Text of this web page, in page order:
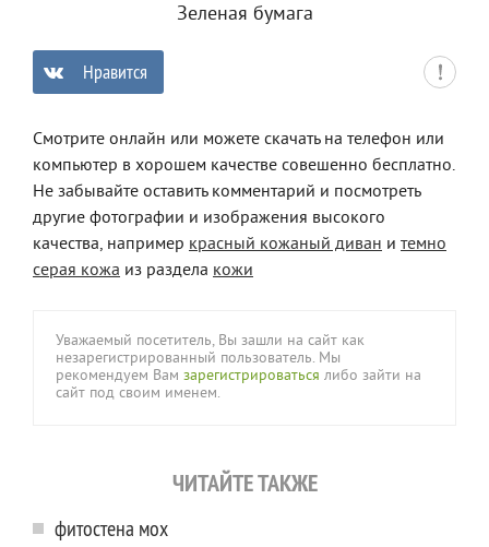
Зеленая бумага
Нравится
Смотрите онлайн или можете скачать на телефон или
компьютер в хорошем качестве совешенно бесплатно.
Не забывайте оставить комментарий и посмотреть
другие фотографии и изображения высокого
качества, например красный кожаный диван и темно
серая кожа из раздела кожи
Уважаемый посетитель, Вы зашли на сайт как
незарегистрированный пользователь. Мы
рекомендуем Вам зарегистрироваться либо зайти на
сайт под своим именем.
ЧИТАЙТЕ ТАКЖЕ
фитостена мох